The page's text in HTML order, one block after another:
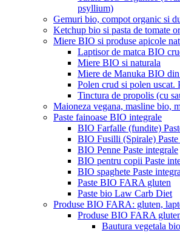
psyllium)
Gemuri bio, compot organic si
Ketchup bio si pasta de tomate
Miere BIO si produse apicole
Laptisor de matca BIO
Miere BIO si naturala
Miere de Manuka BIO
Polen crud si polen uscat.
Tinctura de propolis (cu
Maioneza vegana, masline bio,
Paste fainoase BIO integrale
BIO Farfalle (fundite)
BIO Fusilli (Spirale) Paste
BIO Penne Paste integrale
BIO pentru copii Paste
BIO spaghete Paste
Paste BIO FARA gluten
Paste bio Law Carb Diet
Produse BIO FARA: gluten,
Produse BIO FARA
Bautura vegetala